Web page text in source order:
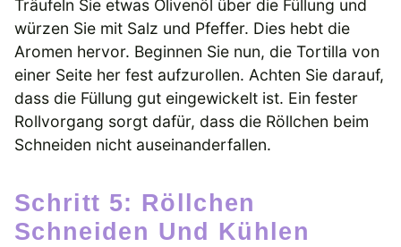
Träufeln Sie etwas Olivenöl über die Füllung und
würzen Sie mit Salz und Pfeffer. Dies hebt die
Aromen hervor. Beginnen Sie nun, die Tortilla von
einer Seite her fest aufzurollen. Achten Sie darauf,
dass die Füllung gut eingewickelt ist. Ein fester
Rollvorgang sorgt dafür, dass die Röllchen beim
Schneiden nicht auseinanderfallen.
Schritt 5: Röllchen
Schneiden Und Kühlen